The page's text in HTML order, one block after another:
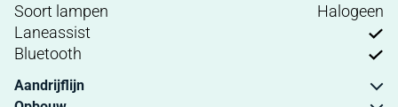
Soort lampen
Halogeen
Laneassist
Bluetooth
Aandrijflijn